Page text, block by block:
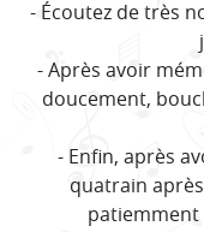
- Écoutez de très
- Après avoir
doucement,
- Enfin, après
quatrain
patiemment